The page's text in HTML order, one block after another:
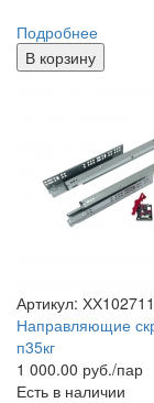
Подробнее
В корзину
Артикул: ХХ102711
Направляющие
п35кг
1 000.00 руб./пар
Есть в наличии